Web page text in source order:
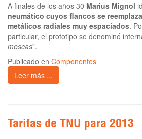
A finales de los años 30 Marius Mignol
neumático cuyos flancos se
metálicos radiales muy espaciados.
particular, el prototipo se denominó
moscas”.
Publicado en Componentes
Leer más ...
Tarifas de TNU para 2013